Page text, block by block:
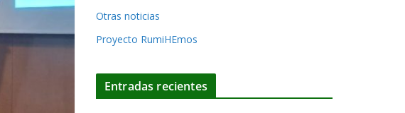
Otras noticias
Proyecto RumiHEmos
Entradas recientes